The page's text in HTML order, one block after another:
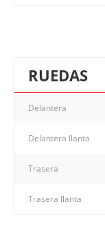
RUEDAS
Delantera
Delantera llanta
Trasera
Trasera llanta